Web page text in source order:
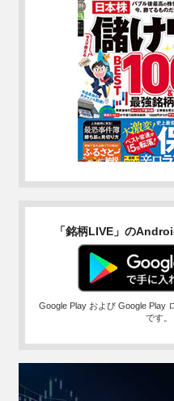
「銘柄LIVE」の
Google Play および Google Play
です。